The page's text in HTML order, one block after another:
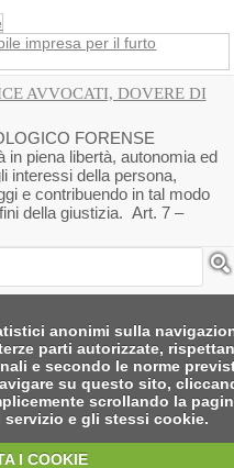
impresa per il furto
AVVOCATI, DOVERE DI
FORENSE
in piena libertà, autonomia ed
interessi della persona,
e contribuendo in tal modo
della giustizia. Art. 7 –
anonimi sulla
parti autorizzate,
e secondo le norme
su questo sito,
scrollando la
e gli stessi cookie.
I COOKIE